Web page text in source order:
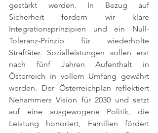
gestärkt werden. In Bezug auf
Sicherheit fordern wir klare
Integrationsprinzipien und ein Null-
Toleranz-Prinzip für wiederholte
Straftäter. Sozialleistungen sollen erst
nach fünf Jahren Aufenthalt in
Österreich in vollem Umfang gewährt
werden. Der Österreichplan reflektiert
Nehammers Vision für 2030 und setzt
auf eine ausgewogene Politik, die
Leistung honoriert, Familien fördert